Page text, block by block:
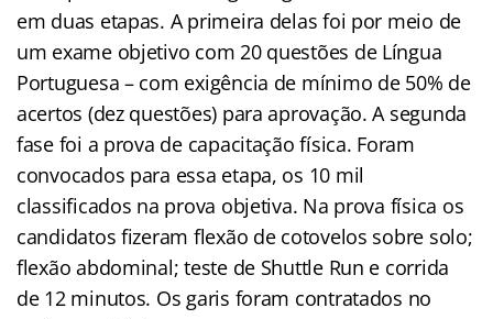
em duas etapas. A primeira delas foi por meio de
um exame objetivo com 20 questões de Língua
Portuguesa – com exigência de mínimo de 50% de
acertos (dez questões) para aprovação. A segunda
fase foi a prova de capacitação física. Foram
convocados para essa etapa, os 10 mil
classificados na prova objetiva. Na prova física os
candidatos fizeram flexão de cotovelos sobre solo;
flexão abdominal; teste de Shuttle Run e corrida
de 12 minutos. Os garis foram contratados no